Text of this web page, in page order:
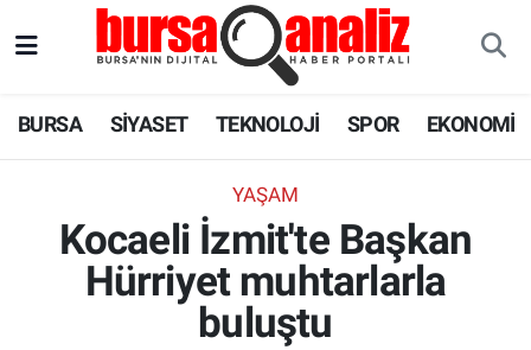
BURSA SİYASET TEKNOLOJİ SPOR EKONOMİ
YAŞAM
Kocaeli İzmit'te Başkan
Hürriyet muhtarlarla
buluştu
SPOR
Süper Lig Puan Durumu ve Fikstür
Tüm Manşetler